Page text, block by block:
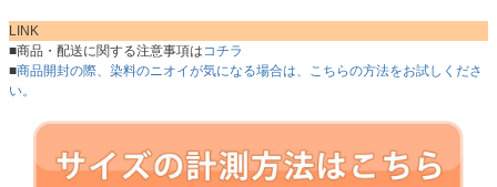
LINK
■商品・配送に関する注意事項はコチラ
■商品開封の際、染料のニオイが気になる場合は、こちらの方法をお試しくださ
い。